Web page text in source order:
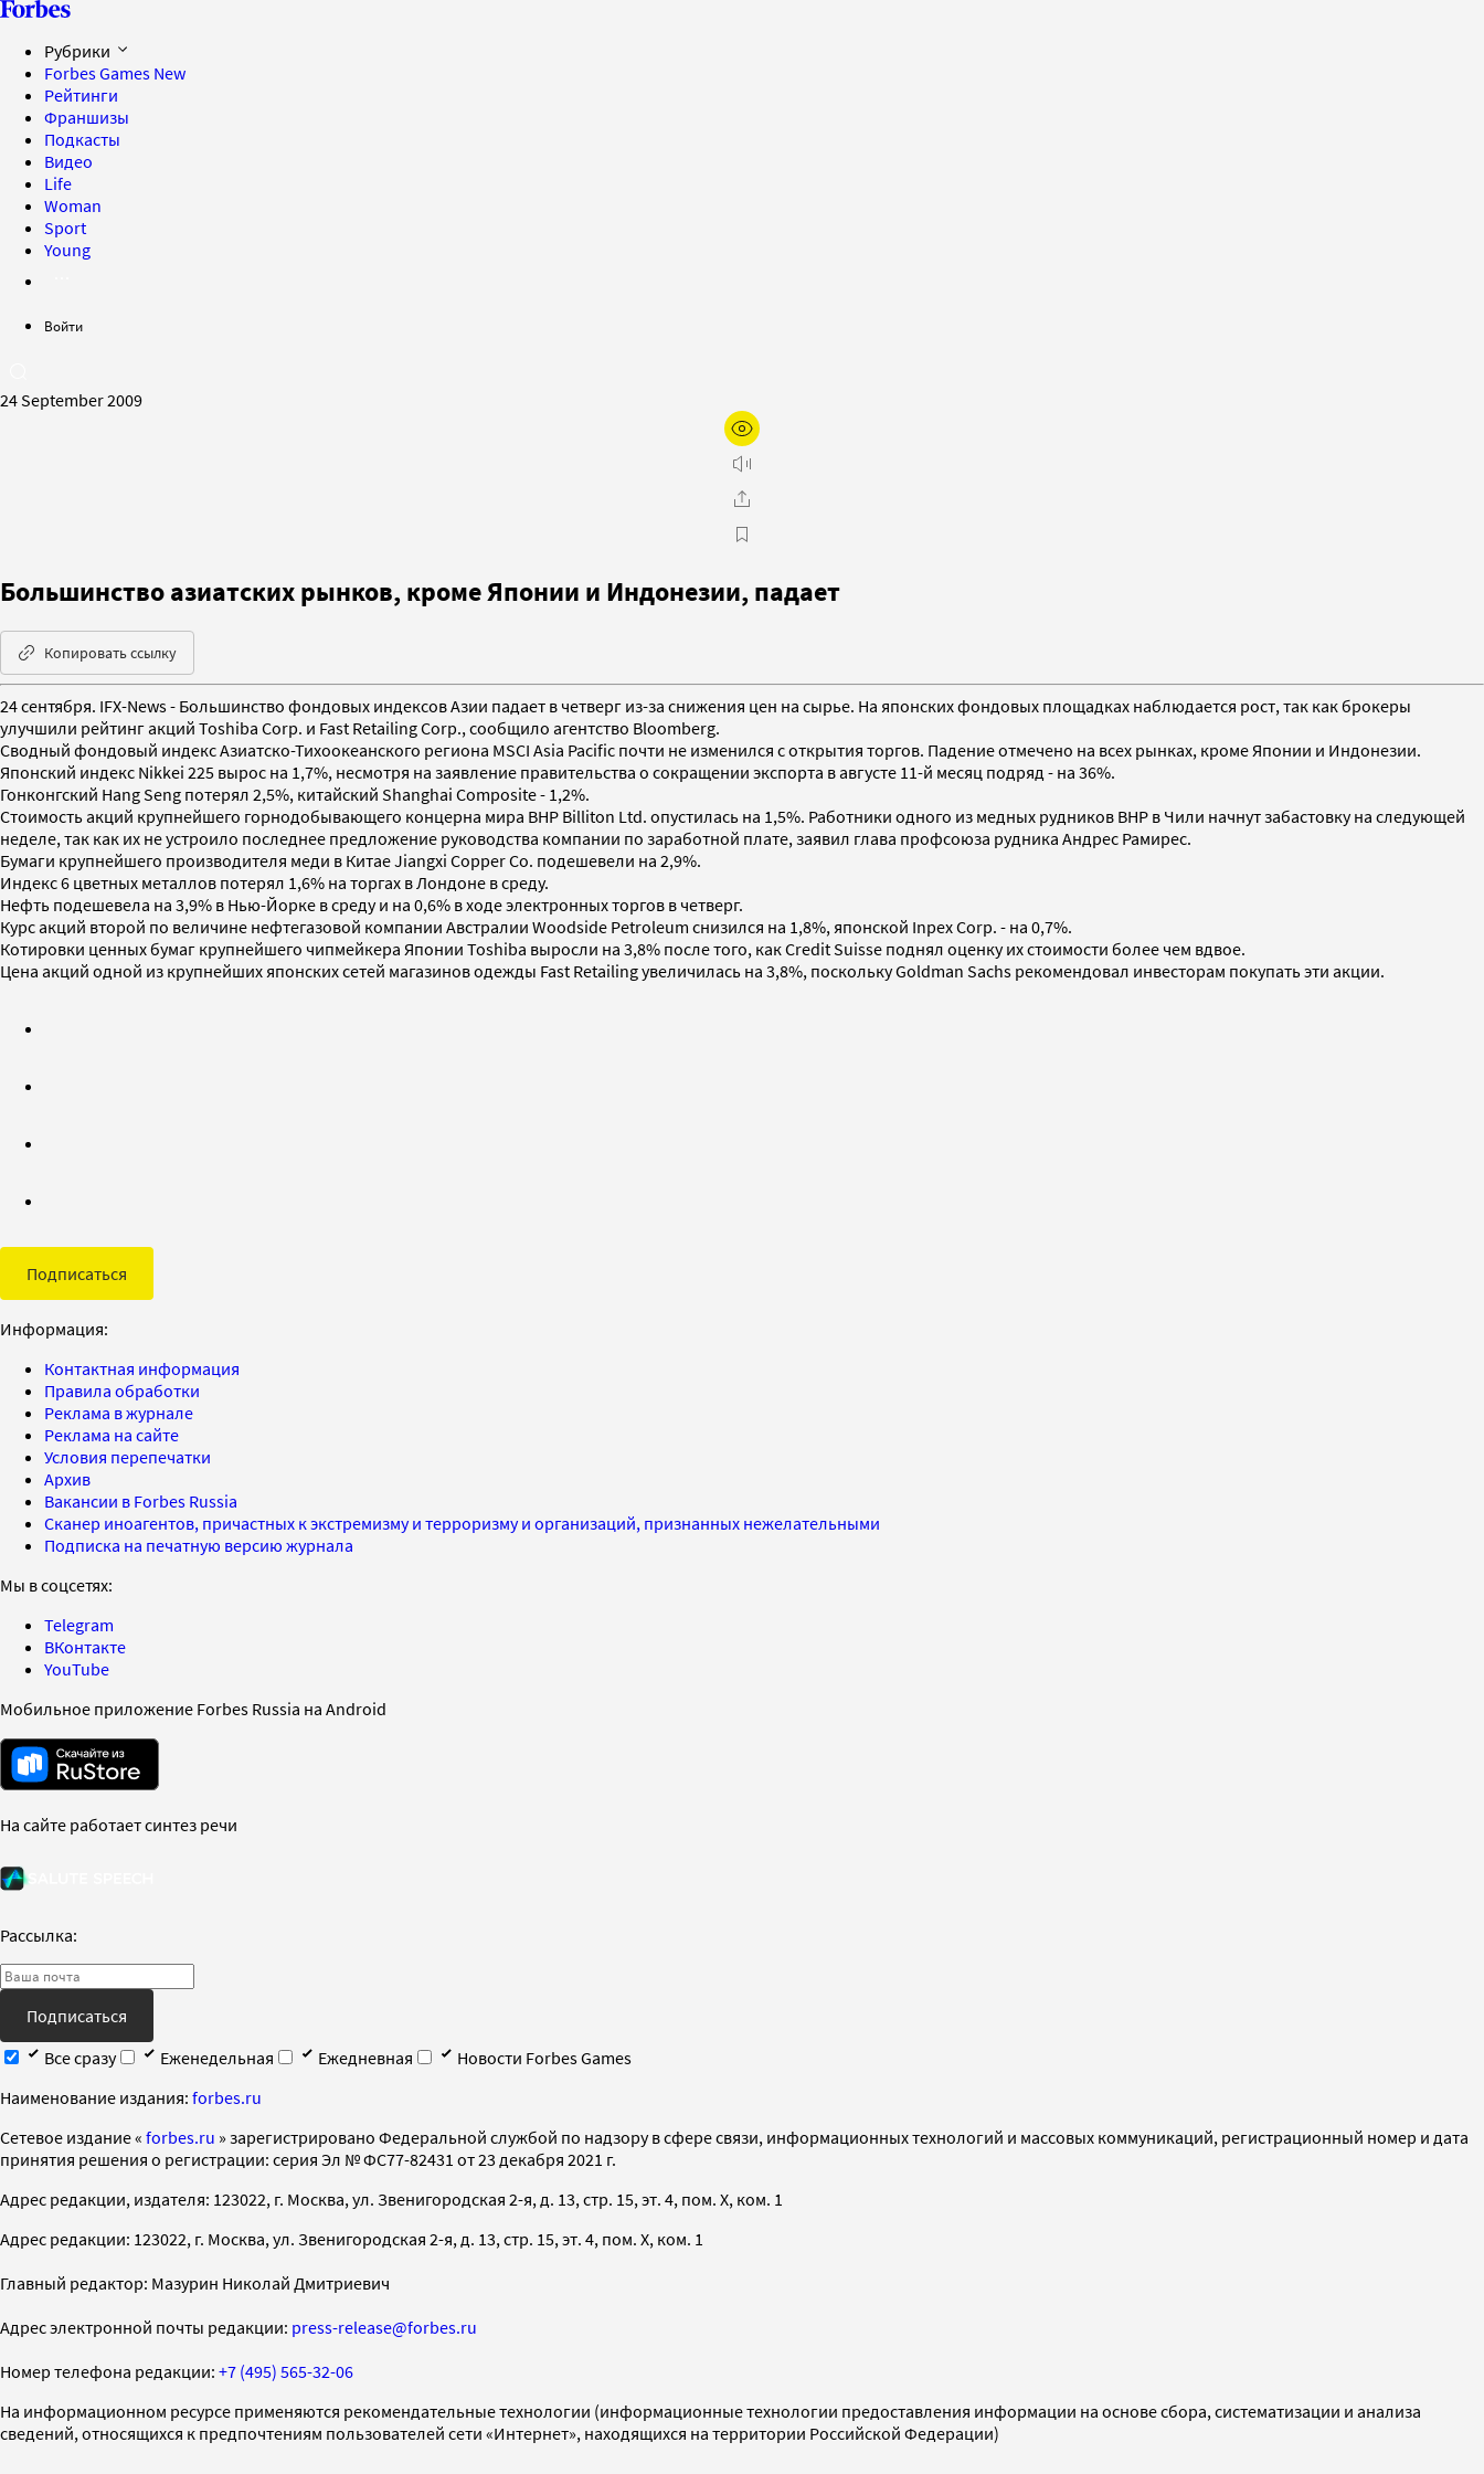
Рубрики
Forbes Games New
Рейтинги
Франшизы
Подкасты
Видео
Life
Woman
Sport
Young
Войти
24 September 2009
Большинство азиатских рынков, кроме Японии и Индонезии, падает
Копировать ссылку
24 сентября. IFX-News - Большинство фондовых индексов Азии падает в четверг из-за снижения цен на сырье. На японских фондовых площадках наблюдается рост, так как брокеры
улучшили рейтинг акций Toshiba Corp. и Fast Retailing Corp., сообщило агентство Bloomberg.
Сводный фондовый индекс Азиатско-Тихоокеанского региона MSCI Asia Pacific почти не изменился с открытия торгов. Падение отмечено на всех рынках, кроме Японии и Индонезии.
Японский индекс Nikkei 225 вырос на 1,7%, несмотря на заявление правительства о сокращении экспорта в августе 11-й месяц подряд - на 36%.
Гонконгский Hang Seng потерял 2,5%, китайский Shanghai Composite - 1,2%.
Стоимость акций крупнейшего горнодобывающего концерна мира BHP Billiton Ltd. опустилась на 1,5%. Работники одного из медных рудников BHP в Чили начнут забастовку на следующей
неделе, так как их не устроило последнее предложение руководства компании по заработной плате, заявил глава профсоюза рудника Андрес Рамирес.
Бумаги крупнейшего производителя меди в Китае Jiangxi Copper Co. подешевели на 2,9%.
Индекс 6 цветных металлов потерял 1,6% на торгах в Лондоне в среду.
Нефть подешевела на 3,9% в Нью-Йорке в среду и на 0,6% в ходе электронных торгов в четверг.
Курс акций второй по величине нефтегазовой компании Австралии Woodside Petroleum снизился на 1,8%, японской Inpex Corp. - на 0,7%.
Котировки ценных бумаг крупнейшего чипмейкера Японии Toshiba выросли на 3,8% после того, как Credit Suisse поднял оценку их стоимости более чем вдвое.
Цена акций одной из крупнейших японских сетей магазинов одежды Fast Retailing увеличилась на 3,8%, поскольку Goldman Sachs рекомендовал инвесторам покупать эти акции.
Подписаться
Информация:
Контактная информация
Правила обработки
Реклама в журнале
Реклама на сайте
Условия перепечатки
Архив
Вакансии в Forbes Russia
Сканер иноагентов, причастных к экстремизму и терроризму и организаций, признанных нежелательными
Подписка на печатную версию журнала
Мы в соцсетях:
Telegram
ВКонтакте
YouTube
Мобильное приложение Forbes Russia на Android
На сайте работает синтез речи
Рассылка:
Подписаться
Все сразу
Еженедельная Ежедневная
Новости Forbes Games
Наименование издания: forbes.ru
Cетевое издание « forbes.ru » зарегистрировано Федеральной службой по надзору в сфере связи, информационных технологий и массовых коммуникаций, регистрационный номер и дата
принятия решения о регистрации: серия Эл № ФС77-82431 от 23 декабря 2021 г.
Адрес редакции, издателя: 123022, г. Москва, ул. Звенигородская 2-я, д. 13, стр. 15, эт. 4, пом. X, ком. 1
Адрес редакции: 123022, г. Москва, ул. Звенигородская 2-я, д. 13, стр. 15, эт. 4, пом. X, ком. 1
Главный редактор: Мазурин Николай Дмитриевич
Адрес электронной почты редакции: press-release@forbes.ru
Номер телефона редакции: +7 (495) 565-32-06
На информационном ресурсе применяются рекомендательные технологии (информационные технологии предоставления информации на основе сбора, систематизации и анализа
сведений, относящихся к предпочтениям пользователей сети «Интернет», находящихся на территории Российской Федерации)